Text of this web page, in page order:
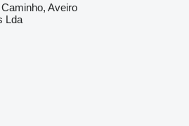
Aveiro
Lda